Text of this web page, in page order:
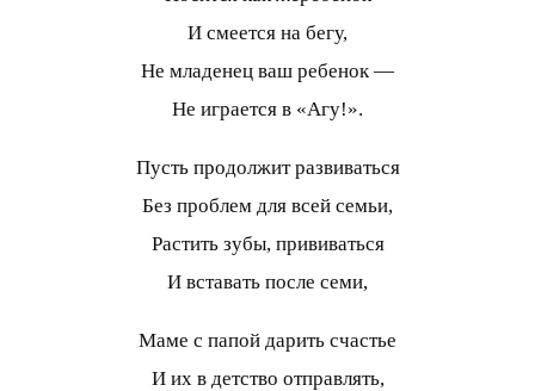
И смеется на бегу,
Не младенец ваш ребенок —
Не играется в «Агу!».
Пусть продолжит развиваться
Без проблем для всей семьи,
Растить зубы, прививаться
И вставать после семи,
Маме с папой дарить счастье
И их в детство отправлять,